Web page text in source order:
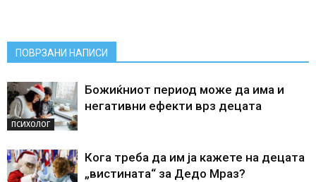
ПОВРЗАНИ НАПИСИ
ПСИХОЛОГ
Божиќниот период може да има и
негативни ефекти врз децата
Кога треба да им ја кажете на децата
„вистината“ за Дедо Мраз?